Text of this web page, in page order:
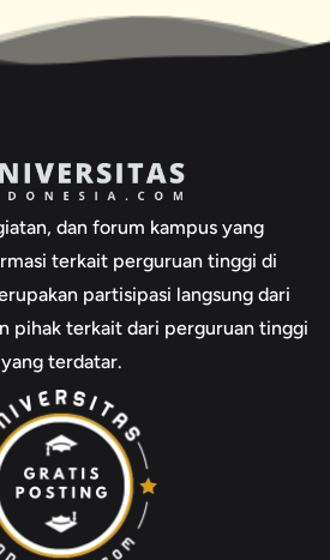
dan forum kampus yang
terkait perguruan tinggi di
partisipasi langsung dari
pihak terkait dari perguruan tinggi
yang terdatar.